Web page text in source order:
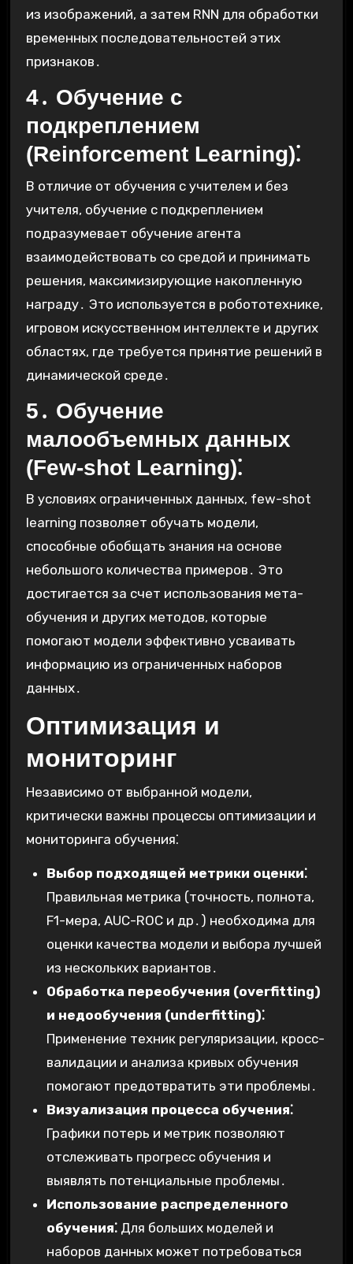
из изображений, а затем RNN для обработки
временных последовательностей этих
признаков․
4․ Обучение с
подкреплением
(Reinforcement Learning)⁚
В отличие от обучения с учителем и без
учителя, обучение с подкреплением
подразумевает обучение агента
взаимодействовать со средой и принимать
решения, максимизирующие накопленную
награду․ Это используется в робототехнике,
игровом искусственном интеллекте и других
областях, где требуется принятие решений в
динамической среде․
5․ Обучение
малообъемных данных
(Few-shot Learning)⁚
В условиях ограниченных данных, few-shot
learning позволяет обучать модели,
способные обобщать знания на основе
небольшого количества примеров․ Это
достигается за счет использования мета-
обучения и других методов, которые
помогают модели эффективно усваивать
информацию из ограниченных наборов
данных․
Оптимизация и
мониторинг
Независимо от выбранной модели,
критически важны процессы оптимизации и
мониторинга обучения⁚
Выбор подходящей метрики оценки⁚
Правильная метрика (точность, полнота,
F1-мера, AUC-ROC и др․) необходима для
оценки качества модели и выбора лучшей
из нескольких вариантов․
Обработка переобучения (overfitting)
и недообучения (underfitting)⁚
Применение техник регуляризации, кросс-
валидации и анализа кривых обучения
помогают предотвратить эти проблемы․
Визуализация процесса обучения⁚
Графики потерь и метрик позволяют
отслеживать прогресс обучения и
выявлять потенциальные проблемы․
Использование распределенного
обучения⁚Для больших моделей и
наборов данных может потребоваться